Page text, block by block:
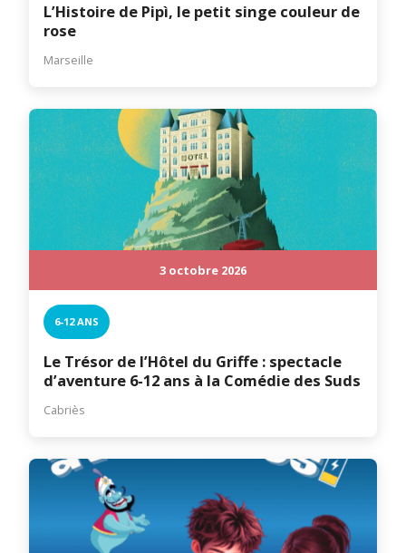
L’Histoire de Pipì, le petit singe couleur de
rose
Marseille
3 octobre 2026
6-12 ANS
Le Trésor de l’Hôtel du Griffe : spectacle
d’aventure 6-12 ans à la Comédie des Suds
Cabriès